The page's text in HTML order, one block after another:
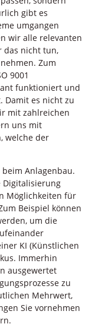
gibt es
umgangen
wir alle relevanten
das nicht tun,
Zum
9001
funktioniert und
Damit es nicht zu
mit zahlreichen
uns mit
welche der
Anlagenbau.
Digitalisierung
Möglichkeiten für
Beispiel können
um die
KI (Künstlichen
Immerhin
ausgewertet
zu
Mehrwert,
Sie vornehmen